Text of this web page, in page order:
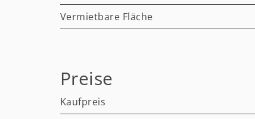
Vermietbare Fläche
Preise
Kaufpreis